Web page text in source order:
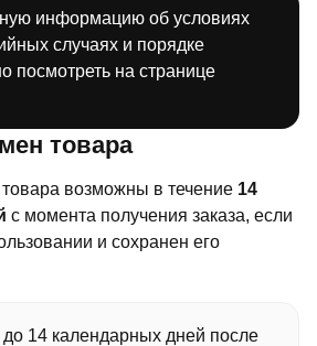
информацию об условиях
случаях и порядке
посмотреть на странице
товара
возможны в течение 14
с момента получения заказа, если
и сохранен его
до 14 календарных дней после